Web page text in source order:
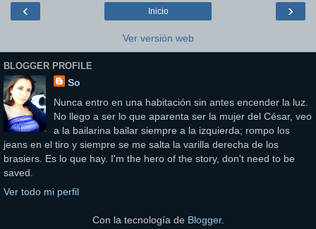
‹ ›
Inicio
Ver versión web
BLOGGER PROFILE
So
Nunca entro en una habitación sin antes encender la luz.
No llego a ser lo que aparenta ser la mujer del César, veo
a la bailarina bailar siempre a la izquierda; rompo los
jeans en el tiro y siempre se me salta la varilla derecha de los
brasiers. Es lo que hay. I'm the hero of the story, don't need to be
saved.
Ver todo mi perfil
Con la tecnología de Blogger.